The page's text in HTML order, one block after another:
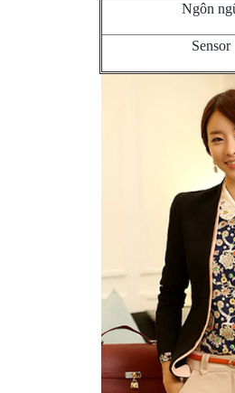
Ngôn
Sensor